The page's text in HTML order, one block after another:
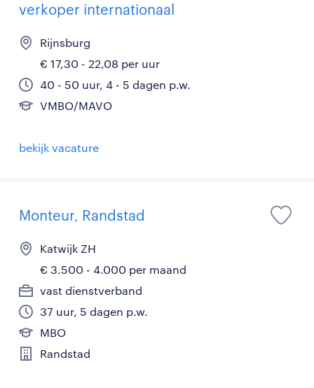
verkoper internationaal
Rijnsburg
€ 17,30 - 22,08 per uur
40 - 50 uur, 4 - 5 dagen p.w.
VMBO/MAVO
bekijk vacature
Monteur, Randstad
Katwijk ZH
€ 3.500 - 4.000 per maand
vast dienstverband
37 uur, 5 dagen p.w.
MBO
Randstad